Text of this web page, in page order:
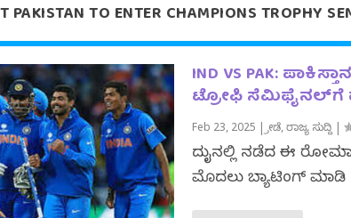
PAKISTAN TO ENTER CHAMPIONS TROPHY
IND VS PAK:
ಟ್ರೋಫಿ ಸೆಮಿಫೈನಲ್‌ಗೆ
Feb 23, 2025 |ಕ್ರೀಡೆ,ರಾಜ್ಯ ಸುದ್ದಿ|
ದುಬೈನಲ್ಲಿ ನಡೆದ ಈ
ಮೊದಲು ಬ್ಯಾಟಿಂಗ್